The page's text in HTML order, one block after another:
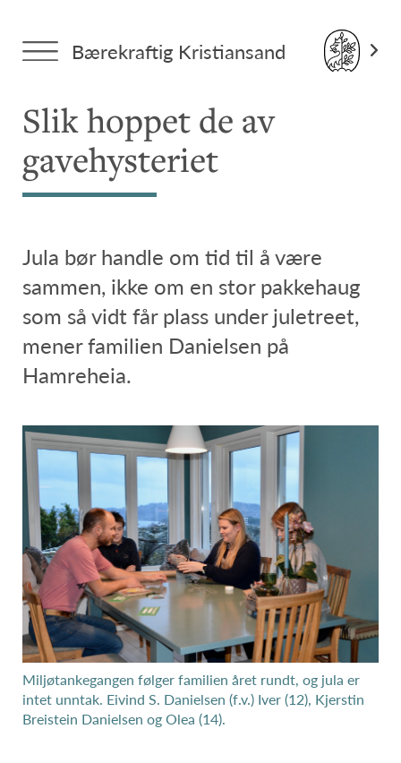
Bærekraftig Kristiansand
gavehysteriet
Slik hoppet de av
gavehysteriet
Jula bør handle om tid til å være
sammen, ikke om en stor pakkehaug
som så vidt får plass under juletreet,
mener familien Danielsen på
Hamreheia.
Miljøtankegangen følger familien året rundt, og jula er
intet unntak. Eivind S. Danielsen (f.v.) Iver (12), Kjerstin
Breistein Danielsen og Olea (14).